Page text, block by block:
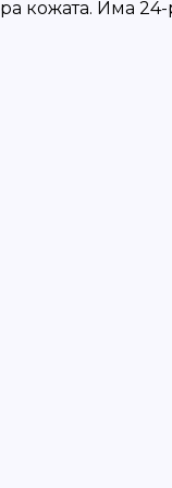
кожата. Има 24-